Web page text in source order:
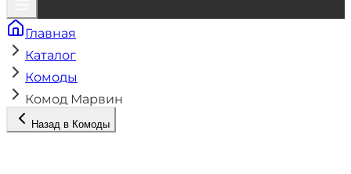
Главная
Каталог
Комоды
Комод Марвин
Назад в Комоды